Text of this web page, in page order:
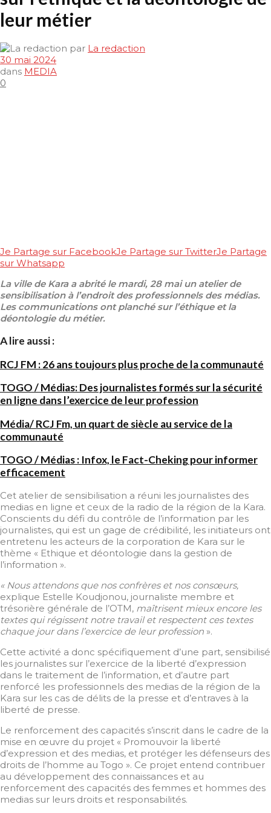
leur métier
par La redaction
30 mai 2024
dans MEDIA
0
Je Partage sur FacebookJe Partage sur TwitterJe Partage
sur Whatsapp
La ville de Kara a abrité le mardi, 28 mai un atelier de
sensibilisation à l’endroit des professionnels des médias.
Les communications ont planché sur l’éthique et la
déontologie du métier.
A lire aussi :
RCJ FM : 26 ans toujours plus proche de la communauté
TOGO / Médias: Des journalistes formés sur la sécurité
en ligne dans l’exercice de leur profession
Média/ RCJ Fm, un quart de siècle au service de la
communauté
TOGO / Médias : Infox, le Fact-Cheking pour informer
efficacement
Cet atelier de sensibilisation a réuni les journalistes des
medias en ligne et ceux de la radio de la région de la Kara.
Conscients du défi du contrôle de l’information par les
journalistes, qui est un gage de crédibilité, les initiateurs ont
entretenu les acteurs de la corporation de Kara sur le
thème « Ethique et déontologie dans la gestion de
l’information ».
« Nous attendons que nos confrères et nos consœurs,
explique Estelle Koudjonou, journaliste membre et
trésorière générale de l’OTM, maîtrisent mieux encore les
textes qui régissent notre travail et respectent ces textes
chaque jour dans l’exercice de leur profession ».
Cette activité a donc spécifiquement d’une part, sensibilisé
les journalistes sur l’exercice de la liberté d’expression
dans le traitement de l’information, et d’autre part
renforcé les professionnels des medias de la région de la
Kara sur les cas de délits de la presse et d’entraves à la
liberté de presse.
Le renforcement des capacités s’inscrit dans le cadre de la
mise en œuvre du projet « Promouvoir la liberté
d’expression et des medias, et protéger les défenseurs des
droits de l’homme au Togo ». Ce projet entend contribuer
au développement des connaissances et au
renforcement des capacités des femmes et hommes des
medias sur leurs droits et responsabilités.